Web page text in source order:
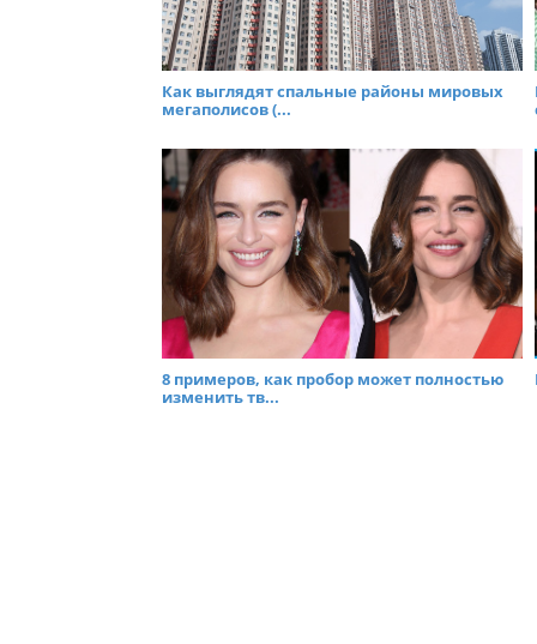
Как выглядят спальные районы мировых
мегаполисов (...
8 примеров, как пробор может полностью
изменить тв...